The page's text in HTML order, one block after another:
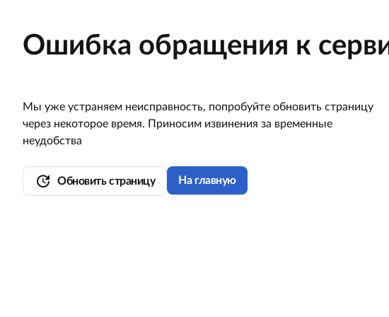
Ошибка обращения к
Мы уже устраняем неисправность, попробуйте обновить страницу
через некоторое время. Приносим извинения за временные
неудобства
update Обновить страницу На главную